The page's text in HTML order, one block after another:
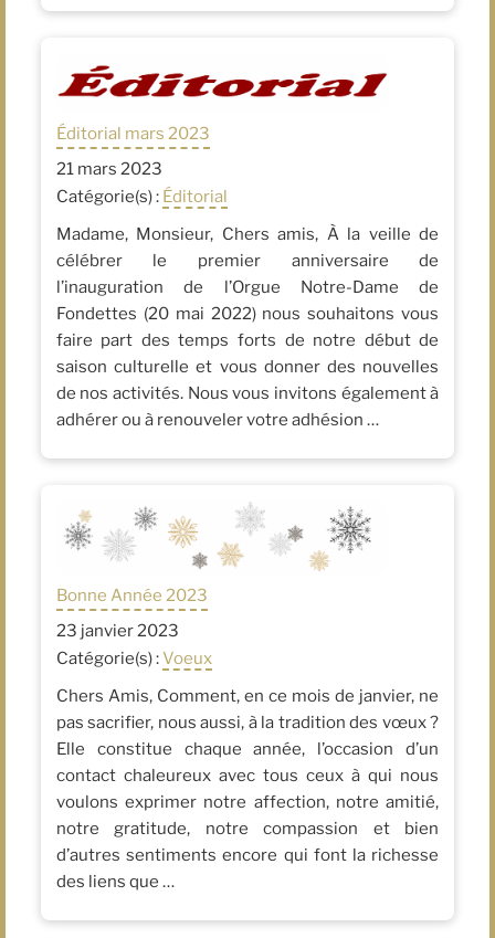
Éditorial mars 2023
21 mars 2023
Catégorie(s) : Éditorial
Madame, Monsieur, Chers amis, À la veille de
célébrer le premier anniversaire de
l’inauguration de l’Orgue Notre-Dame de
Fondettes (20 mai 2022) nous souhaitons vous
faire part des temps forts de notre début de
saison culturelle et vous donner des nouvelles
de nos activités. Nous vous invitons également à
adhérer ou à renouveler votre adhésion …
Bonne Année 2023
23 janvier 2023
Catégorie(s) :Voeux
Chers Amis, Comment, en ce mois de janvier, ne
pas sacrifier, nous aussi, à la tradition des vœux ?
Elle constitue chaque année, l’occasion d’un
contact chaleureux avec tous ceux à qui nous
voulons exprimer notre affection, notre amitié,
notre gratitude, notre compassion et bien
d’autres sentiments encore qui font la richesse
des liens que …